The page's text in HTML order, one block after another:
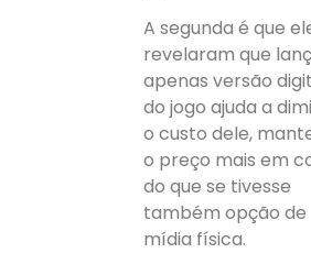
A segunda é que
revelaram que
apenas versão
do jogo ajuda a
o custo dele,
o preço mais em
do que se tivesse
também opção de
mídia física.